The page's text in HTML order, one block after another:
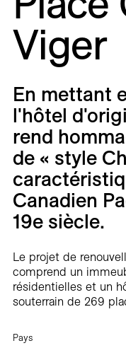
Carrières
Contact
Viger
Pays
En mettant
l'hôtel
rend
de « style
Canadien
19e siècle.
Le projet de
comprend un
résidentielles et un
souterrain de 269